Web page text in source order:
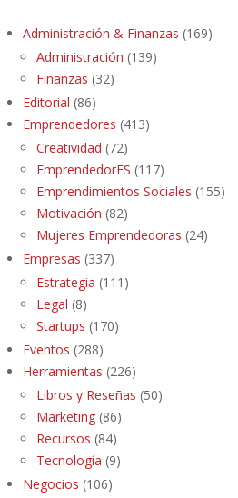
Administración & Finanzas (169)
Administración (139)
Finanzas (32)
Editorial (86)
Emprendedores (413)
Creatividad (72)
EmprendedorES (117)
Emprendimientos Sociales (155)
Motivación (82)
Mujeres Emprendedoras (24)
Empresas (337)
Estrategia (111)
Legal (8)
Startups (170)
Eventos (288)
Herramientas (226)
Libros y Reseñas (50)
Marketing (86)
Recursos (84)
Tecnología (9)
Negocios (106)